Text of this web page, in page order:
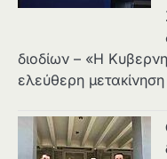
διοδίων – «Η
ελεύθερη